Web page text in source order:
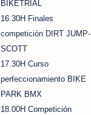
BIKETRIAL
16.30H Finales
competición DIRT JUMP-
SCOTT
17.30H Curso
perfeccionamiento BIKE
PARK BMX
18.00H Competición